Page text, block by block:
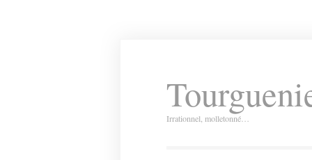
Irrationnel, molletonné…